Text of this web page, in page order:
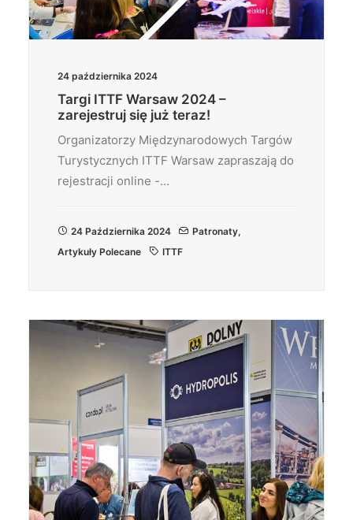
24 października 2024
Targi ITTF Warsaw 2024 –
zarejestruj się już teraz!
Organizatorzy Międzynarodowych Targów
Turystycznych ITTF Warsaw zapraszają do
rejestracji online -…
24 Października 2024 Patronaty,
Artykuły Polecane
ITTF